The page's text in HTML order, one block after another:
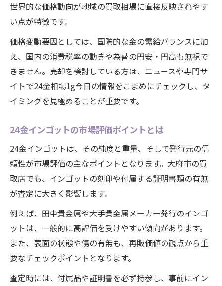
世界的な価格動向が地域の買取相場に直接反映されやす
い点が特徴です。
価格変動要因としては、国際的な金の需給バランスに加
え、国内の消費税率の動きや為替の円安・円高も無視で
きません。売却を検討している方は、ニュースや専門サ
イトで24金相場1g今日の情報をこまめにチェックし、タ
イミングを見極めることが重要です。
24金インゴットの市場評価ポイントとは
24金インゴットは、その純度と重量、そして発行元の信
頼性が市場評価の主なポイントとなります。大府市の買
取店でも、インゴットの刻印や付属する証明書類の有無
が査定に大きく影響します。
例えば、田中貴金属や大手貴金属メーカー発行のインゴ
ットは、一般的に高評価を受けやすい傾向があります。
また、表面の状態や傷の有無も、再販価値の観点から重
要なチェックポイントとなります。
査定時には、付属品や証明書を必ず持参し、事前にイン